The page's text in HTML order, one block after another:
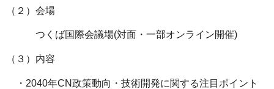
（２）会場
つくば国際会議場(対面・一部オンライン開催)
（３）内容
・2040年CN政策動向・技術開発に関する注目ポイント